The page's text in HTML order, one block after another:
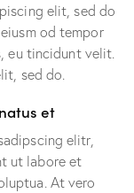
elit, sed do
od tempor
eu tincidunt velit.
sed do.
et
elitr,
ut labore et
At vero